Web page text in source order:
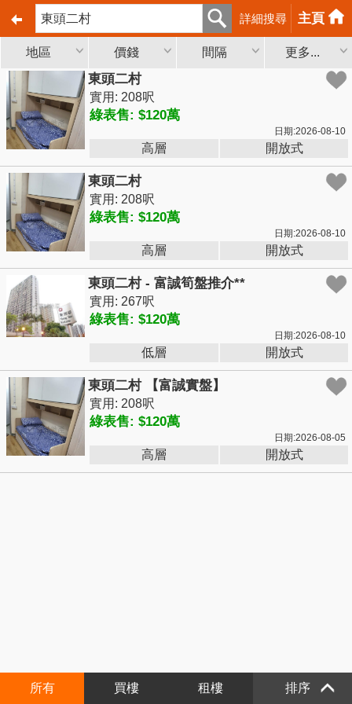
詳細搜尋 主頁
地區 價錢 間隔 更多...
東頭二村
實用: 208呎
綠表售: $120萬
日期:2026-08-10
高層 開放式
東頭二村
實用: 208呎
綠表售: $120萬
日期:2026-08-10
高層 開放式
東頭二村 - 富誠筍盤推介**
實用: 267呎
綠表售: $120萬
日期:2026-08-10
低層 開放式
東頭二村 【富誠實盤】
實用: 208呎
綠表售: $120萬
日期:2026-08-05
高層 開放式
所有 買樓 租樓 排序